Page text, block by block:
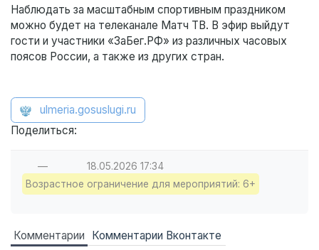
Наблюдать за масштабным спортивным праздником
можно будет на телеканале Матч ТВ. В эфир выйдут
гости и участники «ЗаБег.РФ» из различных часовых
поясов России, а также из других стран.
ulmeria.gosuslugi.ru
Поделиться:
— 18.05.2026 17:34
Возрастное ограничение для мероприятий: 6+
Комментарии Комментарии Вконтакте